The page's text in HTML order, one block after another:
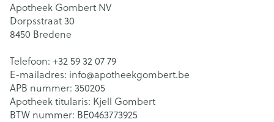
Apotheek Gombert NV
Dorpsstraat 30
8450 Bredene
Telefoon: +32 59 32 07 79
E-mailadres: info@apotheekgombert.be
APB nummer: 350205
Apotheek titularis: Kjell Gombert
BTW nummer: BE0463773925